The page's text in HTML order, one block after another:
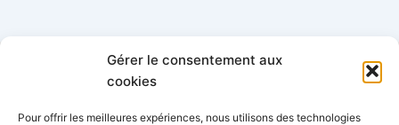
Gérer le consentement aux
cookies
Pour offrir les meilleures expériences, nous utilisons des technologies